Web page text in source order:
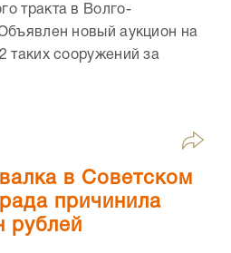
тракта в Волго-
новый аукцион на
таких сооружений за
в Советском
причинила
рублей